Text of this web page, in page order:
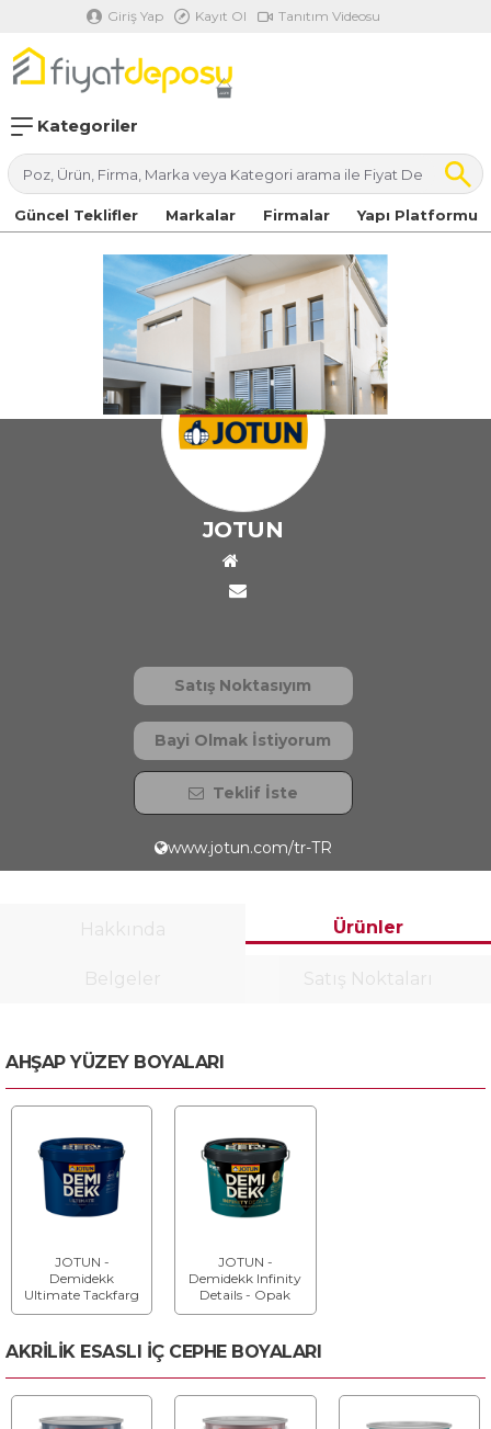
Giriş Yap Kayıt Ol Tanıtım Videosu
Kategoriler
Güncel Teklifler Markalar Firmalar Yapı Platformu
JOTUN
Satış Noktasıyım
Bayi Olmak İstiyorum
Teklif İste
www.jotun.com/tr-TR
Hakkında Ürünler
Belgeler Satış Noktaları
AHŞAP YÜZEY BOYALARI
JOTUN -
Demidekk
Ultimate Tackfarg
- Opak Dış Cephe
JOTUN -
Demidekk Infinity
Details - Opak
Ahşap Koruyucu
AKRİLİK ESASLI İÇ CEPHE BOYALARI